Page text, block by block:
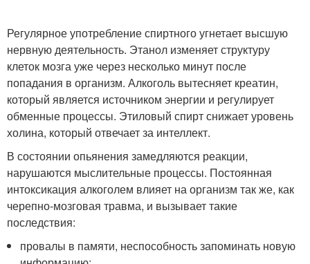
Регулярное употребление спиртного угнетает высшую
нервную деятельность. Этанол изменяет структуру
клеток мозга уже через несколько минут после
попадания в организм. Алкоголь вытесняет креатин,
который является источником энергии и регулирует
обменные процессы. Этиловый спирт снижает уровень
холина, который отвечает за интеллект.
В состоянии опьянения замедляются реакции,
нарушаются мыслительные процессы. Постоянная
интоксикация алкоголем влияет на организм так же, как
черепно-мозговая травма, и вызывает такие
последствия:
провалы в памяти, неспособность запоминать новую